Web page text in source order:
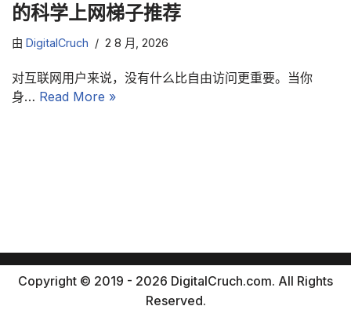
的科学上网梯子推荐
由 DigitalCruch 2 8 月, 2026
对互联网用户来说，没有什么比自由访问更重要。当你
身… Read More »
Copyright © 2019 - 2026 DigitalCruch.com. All Rights
Reserved.